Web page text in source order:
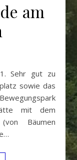
am
sowie das
mit dem
Bäumen